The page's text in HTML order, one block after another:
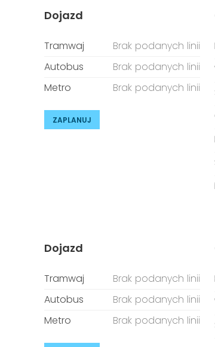
Dojazd
Tramwaj
Brak podanych linii
Autobus
Brak podanych linii
Metro
Brak podanych linii
ZAPLANUJ
Dojazd
Tramwaj
Brak podanych linii
Autobus
Brak podanych linii
Metro
Brak podanych linii